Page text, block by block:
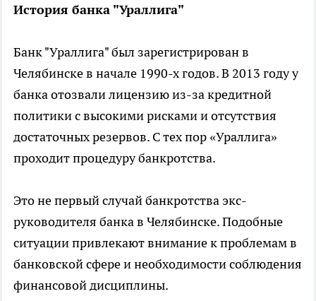
История банка "Ураллига"
Банк "Ураллига" был зарегистрирован в
Челябинске в начале 1990-х годов. В 2013 году у
банка отозвали лицензию из-за кредитной
политики с высокими рисками и отсутствия
достаточных резервов. С тех пор «Ураллига»
проходит процедуру банкротства.
Это не первый случай банкротства экс-
руководителя банка в Челябинске. Подобные
ситуации привлекают внимание к проблемам в
банковской сфере и необходимости соблюдения
финансовой дисциплины.